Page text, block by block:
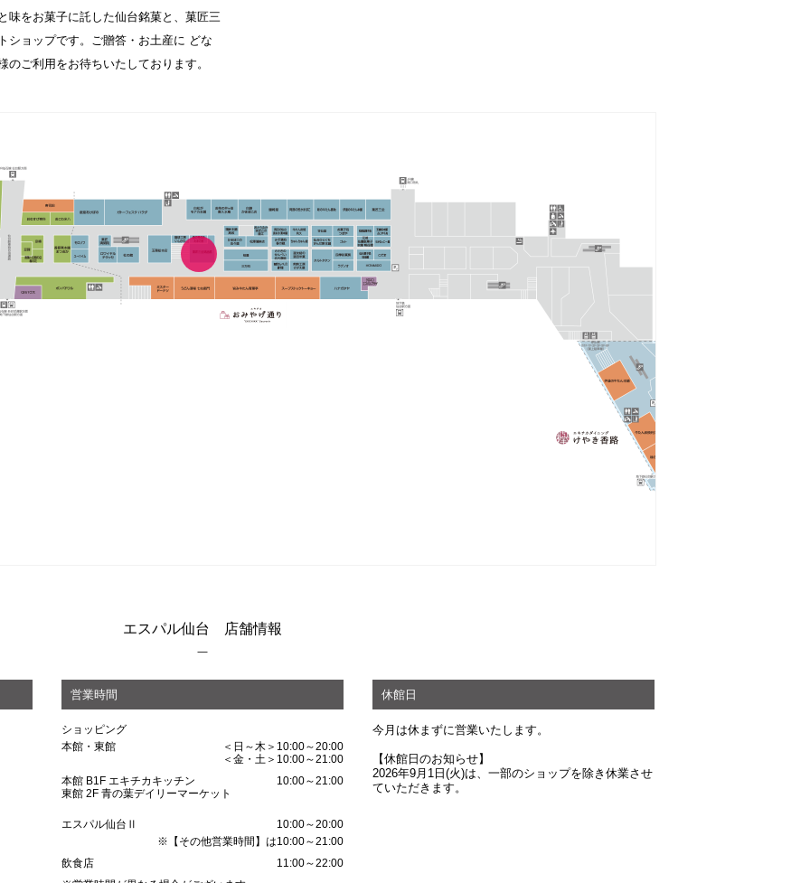
をお菓子に託した仙台銘菓と、菓匠三
ショップです。ご贈答・お土産に どな
ご利用をお待ちいたしております。
エスパル仙台 店舗情報
営業時間
ショッピング
本館・東館
＜日～木＞10:00～20:00
＜金・土＞10:00～21:00
本館 B1F エキチカキッチン
東館 2F 青の葉デイリーマーケット
10:00～21:00
エスパル仙台Ⅱ
10:00～20:00
※【その他営業時間】は10:00～21:00
飲食店
11:00～22:00
休館日
今月は休まずに営業いたします。
【休館日のお知らせ】
2026年9月1日(火)は、一部のショップを除き休業させ
ていただきます。